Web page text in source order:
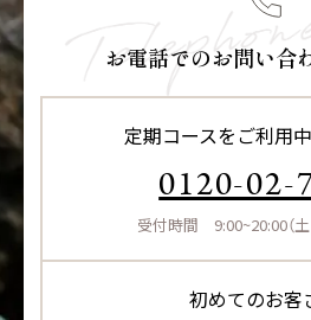
お電話でのお問い合
定期コースをご利用
0120-02-
受付時間 9:00~20:00（土
初めてのお客